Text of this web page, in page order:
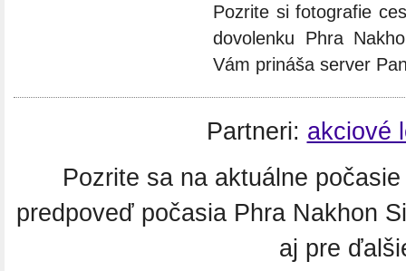
Pozrite si fotografie
dovolenku Phra
Vám prináša server
Partneri: akciové
Pozrite sa na aktuálne
predpoveď počasia Phra Nakhon
aj pre